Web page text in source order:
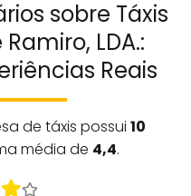
sobre Táxis
LDA.:
Reais
de táxis possui 10
média de 4,4.